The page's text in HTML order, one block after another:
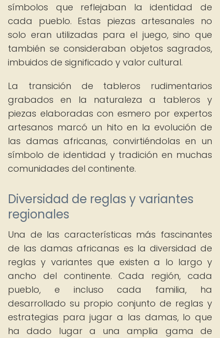
símbolos que reflejaban la identidad de
cada pueblo. Estas piezas artesanales no
solo eran utilizadas para el juego, sino que
también se consideraban objetos sagrados,
imbuidos de significado y valor cultural.
La transición de tableros rudimentarios
grabados en la naturaleza a tableros y
piezas elaboradas con esmero por expertos
artesanos marcó un hito en la evolución de
las damas africanas, convirtiéndolas en un
símbolo de identidad y tradición en muchas
comunidades del continente.
Diversidad de reglas y variantes
regionales
Una de las características más fascinantes
de las damas africanas es la diversidad de
reglas y variantes que existen a lo largo y
ancho del continente. Cada región, cada
pueblo, e incluso cada familia, ha
desarrollado su propio conjunto de reglas y
estrategias para jugar a las damas, lo que
ha dado lugar a una amplia gama de